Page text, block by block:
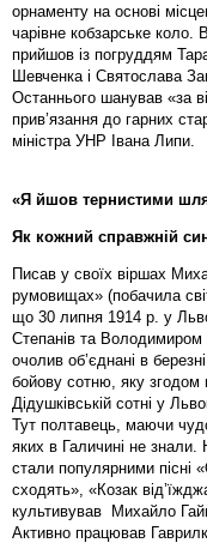
орнаменту на основі
чарівне кобзарське коло.
прийшов із погруддям
Шевченка і Святослава
Останнього шанував «за
прив’язання до гарних
міністра УНР Івана Липи.
«Я йшов тернистими
Як кожний справжній
Писав у своїх віршах
румовищах» (побачила
що 30 липня 1914 р. у
Степанів та Володимиром
очолив об’єднані в
бойову сотню, яку згодом
Дідушківській сотні у
Тут полтавець, маючи
яких в Галичині не знали.
стали популярними
сходять», «Козак
культивував Михайло
Активно працював